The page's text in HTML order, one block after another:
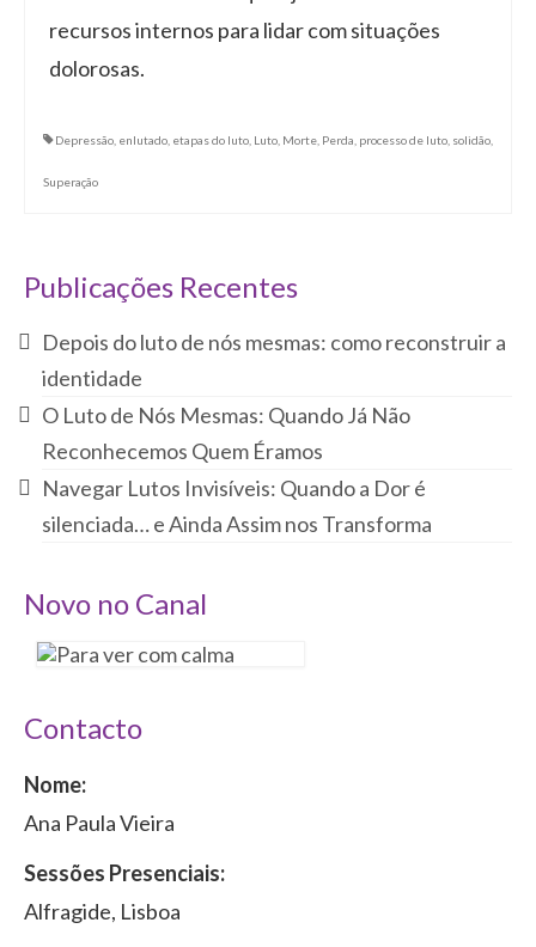
recursos internos para lidar com situações
dolorosas.
Depressão, enlutado, etapas do luto, Luto, Morte, Perda, processo de luto, solidão,
Superação
Publicações Recentes
Depois do luto de nós mesmas: como reconstruir a
identidade
O Luto de Nós Mesmas: Quando Já Não
Reconhecemos Quem Éramos
Navegar Lutos Invisíveis: Quando a Dor é
silenciada… e Ainda Assim nos Transforma
Novo no Canal
Contacto
Nome:
Ana Paula Vieira
Sessões Presenciais:
Alfragide, Lisboa